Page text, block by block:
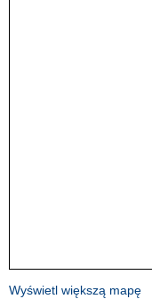
Wyświetl większą mapę